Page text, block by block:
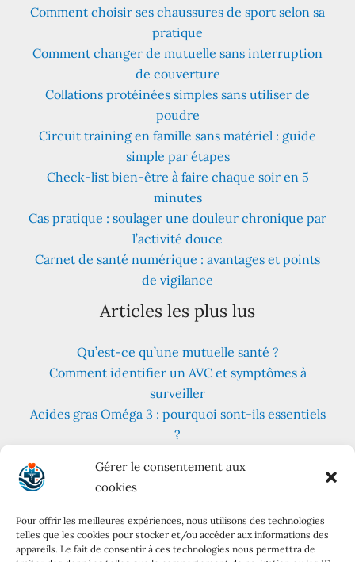
Gérer le consentement aux
cookies
Pour offrir les meilleures expériences, nous utilisons des technologies
telles que les cookies pour stocker et/ou accéder aux informations des
appareils. Le fait de consentir à ces technologies nous permettra de
Comment choisir ses chaussures de sport selon sa
pratique
Comment changer de mutuelle sans interruption
de couverture
Collations protéinées simples sans utiliser de
poudre
Circuit training en famille sans matériel : guide
simple par étapes
Check-list bien-être à faire chaque soir en 5
minutes
Cas pratique : soulager une douleur chronique par
l’activité douce
Carnet de santé numérique : avantages et points
de vigilance
Articles les plus lus
Qu’est-ce qu’une mutuelle santé ?
Comment identifier un AVC et symptômes à
surveiller
Acides gras Oméga 3 : pourquoi sont-ils essentiels
?
quotidien ?
Les meilleures plantes pour lutter contre le stress
et l’anxiété
Régime cétogène : principes, variantes et conseils
pratiques